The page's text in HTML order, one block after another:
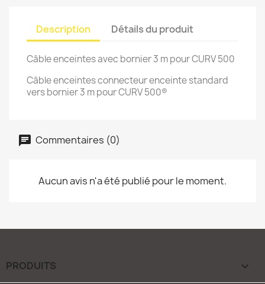
Description Détails du produit
Câble enceintes avec bornier 3 m pour CURV 500
Câble enceintes connecteur enceinte standard
vers bornier 3 m pour CURV 500®
Commentaires (0)
Aucun avis n'a été publié pour le moment.
PRODUITS 